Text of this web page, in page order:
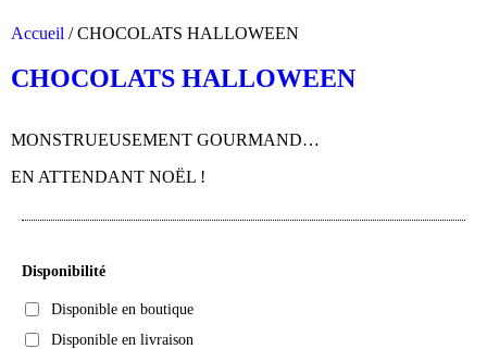
Accueil / CHOCOLATS HALLOWEEN
CHOCOLATS HALLOWEEN
MONSTRUEUSEMENT GOURMAND…
EN ATTENDANT NOËL !
Disponibilité
Disponible en boutique
Disponible en livraison